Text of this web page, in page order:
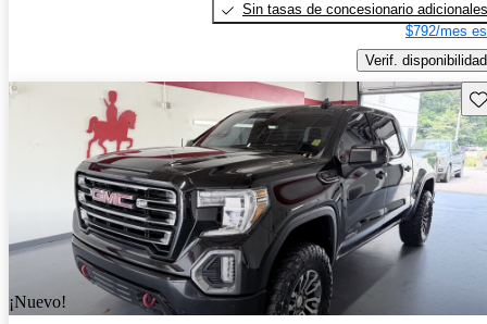
Sin tasas de concesionario adicionales
$792/mes
Verif. disponibilidad
¡Nuevo!